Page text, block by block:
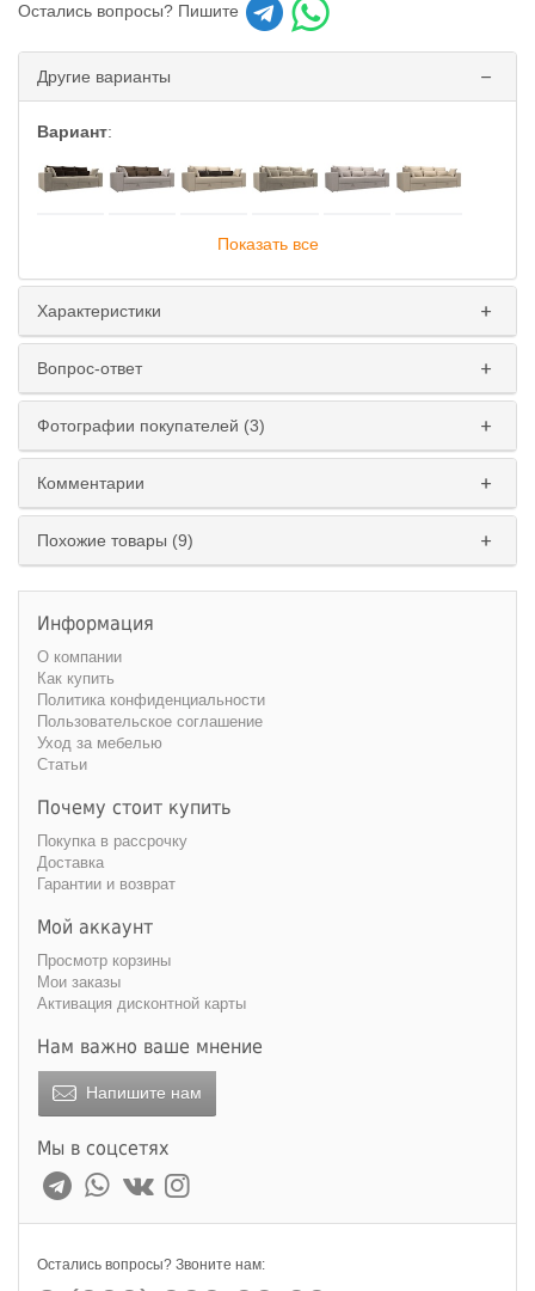
Остались вопросы? Пишите
Другие варианты
Вариант:
Показать все
Характеристики
Вопрос-ответ
Фотографии покупателей (3)
Комментарии
Похожие товары (9)
Информация
О компании
Как купить
Политика конфиденциальности
Пользовательское соглашение
Уход за мебелью
Статьи
Почему стоит купить
Покупка в рассрочку
Доставка
Гарантии и возврат
Мой аккаунт
Просмотр корзины
Мои заказы
Активация дисконтной карты
Нам важно ваше мнение
Напишите нам
Мы в соцсетях
Остались вопросы? Звоните нам: